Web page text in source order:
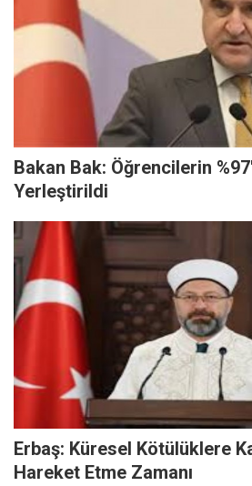
Bakan Bak: Öğrencilerin
Yerleştirildi
Erbaş: Küresel Kötülüklere
Hareket Etme Zamanı